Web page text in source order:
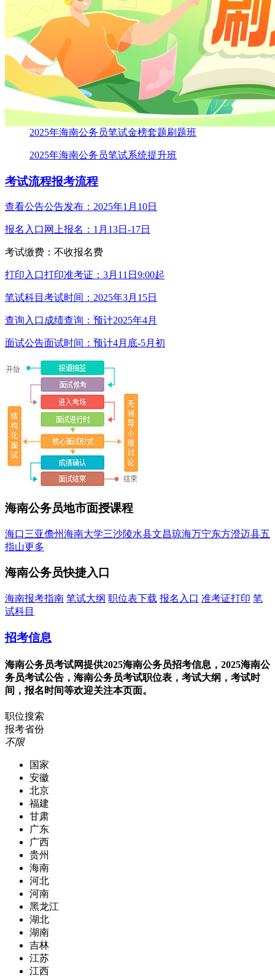
2025年海南公务员笔试金榜套题刷题班
2025年海南公务员笔试系统提升班
考试流程报考流程
查看公告公告发布：2025年1月10日
报名入口 网上报名：1月13日-17日
考试缴费：不收报名费
打印入口打印准考证：3月11日9:00起
笔试科目 考试时间：2025年3月15日
查询入口 成绩查询：预计2025年4月
面试公告面试时间：预计4月底-5月初
海南公务员地市面授课程
海口三亚儋州海南大学三沙陵水县文昌琼海万宁东方澄迈县五
指山更多
海南公务员快捷入口
海南报考指南 笔试大纲 职位表下载 报名入口 准考证打印 笔
试科目
招考信息
海南公务员考试网提供2025海南公务员招考信息，2025海南公
务员考试公告，海南公务员考试职位表，考试大纲，考试时
间，报名时间等欢迎关注本页面。
职位搜索
报考省份
不限
国家
安徽
北京
福建
甘肃
广东
广西
贵州
海南
河北
河南
黑龙江
湖北
湖南
吉林
江苏
江西